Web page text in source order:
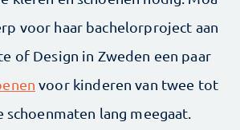
voor haar bachelorproject aan
of Design in Zweden een paar
voor kinderen van twee tot
lang meegaat.